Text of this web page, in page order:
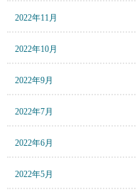
2022年11月
2022年10月
2022年9月
2022年7月
2022年6月
2022年5月